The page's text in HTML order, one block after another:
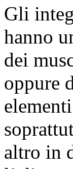
Gli
hanno
dei
oppure
altro in